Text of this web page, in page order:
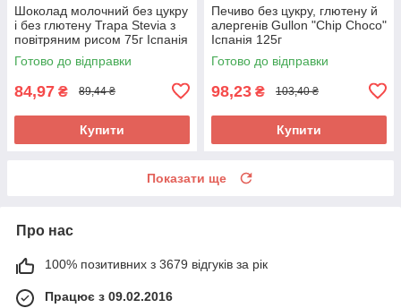
Шоколад молочний без цукру
і без глютену Trapa Stevia з
повітряним рисом 75г Іспанія
Готово до відправки
84,97 ₴ 89,44 ₴
Купити
Печиво без цукру, глютену й
алергенів Gullon "Chip Choco"
Іспанія 125г
Готово до відправки
98,23 ₴ 103,40 ₴
Купити
Показати ще
Про нас
100% позитивних з 3679 відгуків за рік
Працює з 09.02.2016